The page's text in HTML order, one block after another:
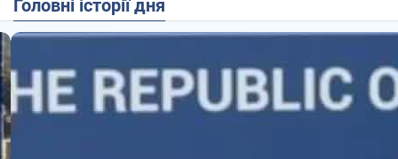
Головні історії дня